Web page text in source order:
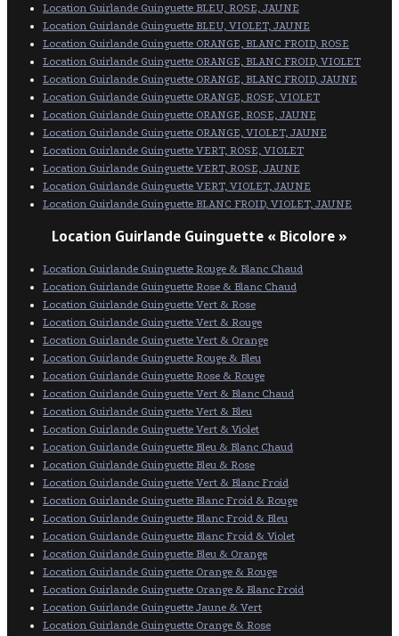
Location Guirlande Guinguette BLEU, ROSE, JAUNE
Location Guirlande Guinguette BLEU, VIOLET, JAUNE
Location Guirlande Guinguette ORANGE, BLANC FROID, ROSE
Location Guirlande Guinguette ORANGE, BLANC FROID, VIOLET
Location Guirlande Guinguette ORANGE, BLANC FROID, JAUNE
Location Guirlande Guinguette ORANGE, ROSE, VIOLET
Location Guirlande Guinguette ORANGE, ROSE, JAUNE
Location Guirlande Guinguette ORANGE, VIOLET, JAUNE
Location Guirlande Guinguette VERT, ROSE, VIOLET
Location Guirlande Guinguette VERT, ROSE, JAUNE
Location Guirlande Guinguette VERT, VIOLET, JAUNE
Location Guirlande Guinguette BLANC FROID, VIOLET, JAUNE
Location Guirlande Guinguette « Bicolore »
Location Guirlande Guinguette Rouge & Blanc Chaud
Location Guirlande Guinguette Rose & Blanc Chaud
Location Guirlande Guinguette Vert & Rose
Location Guirlande Guinguette Vert & Rouge
Location Guirlande Guinguette Vert & Orange
Location Guirlande Guinguette Rouge & Bleu
Location Guirlande Guinguette Rose & Rouge
Location Guirlande Guinguette Vert & Blanc Chaud
Location Guirlande Guinguette Vert & Bleu
Location Guirlande Guinguette Vert & Violet
Location Guirlande Guinguette Bleu & Blanc Chaud
Location Guirlande Guinguette Bleu & Rose
Location Guirlande Guinguette Vert & Blanc Froid
Location Guirlande Guinguette Blanc Froid & Rouge
Location Guirlande Guinguette Blanc Froid & Bleu
Location Guirlande Guinguette Blanc Froid & Violet
Location Guirlande Guinguette Bleu & Orange
Location Guirlande Guinguette Orange & Rouge
Location Guirlande Guinguette Orange & Blanc Froid
Location Guirlande Guinguette Jaune & Vert
Location Guirlande Guinguette Orange & Rose